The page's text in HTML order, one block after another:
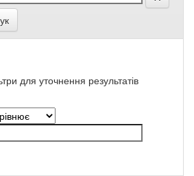
для уточнення результатів